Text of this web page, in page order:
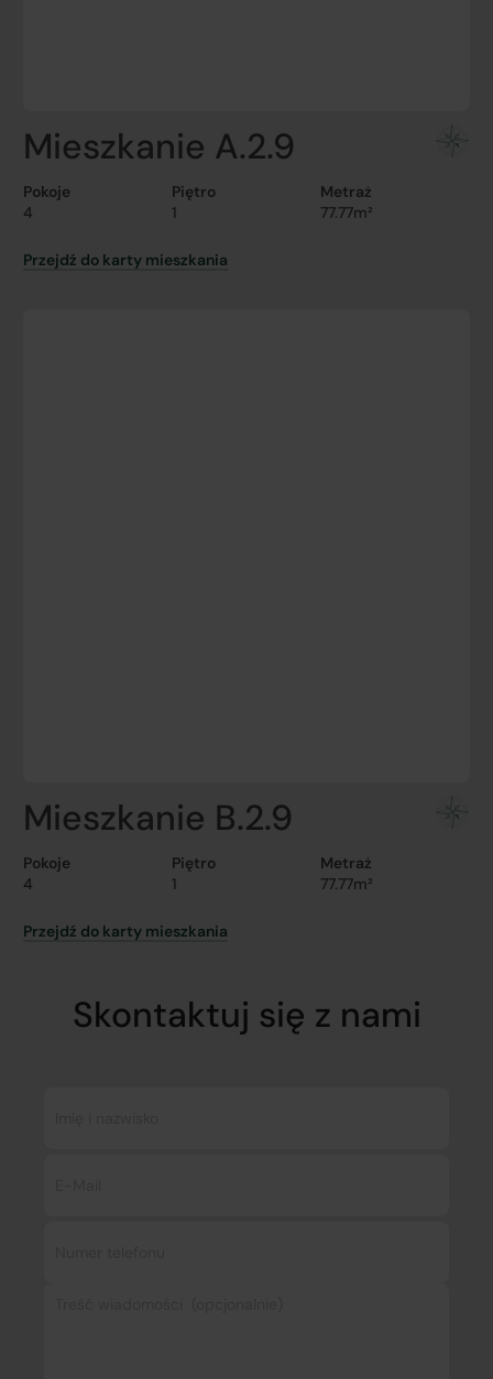
Mieszkanie A.2.9
Pokoje
4
Piętro
1
Metraż
77.77m²
Przejdź do karty mieszkania
Mieszkanie B.2.9
Pokoje
4
Piętro
1
Metraż
77.77m²
Przejdź do karty mieszkania
Skontaktuj się z nami